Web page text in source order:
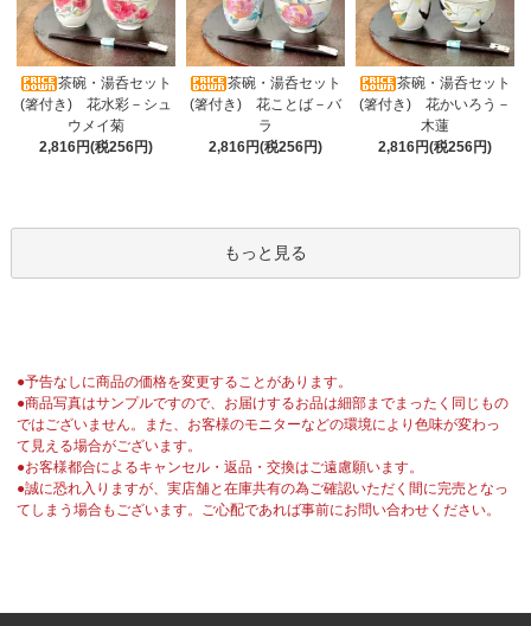
茶碗・湯呑セット
(箸付き) 花水彩－シュ
ウメイ菊
2,816円(税256円)
茶碗・湯呑セット
(箸付き) 花ことば－バ
ラ
2,816円(税256円)
茶碗・湯呑セット
(箸付き) 花かいろう－
木蓮
2,816円(税256円)
もっと見る
●予告なしに商品の価格を変更することがあります。
●商品写真はサンプルですので、お届けするお品は細部までまったく同じもの
ではございません。また、お客様のモニターなどの環境により色味が変わっ
て見える場合がございます。
●お客様都合によるキャンセル・返品・交換はご遠慮願います。
●誠に恐れ入りますが、実店舗と在庫共有の為ご確認いただく間に完売となっ
てしまう場合もございます。ご心配であれば事前にお問い合わせください。